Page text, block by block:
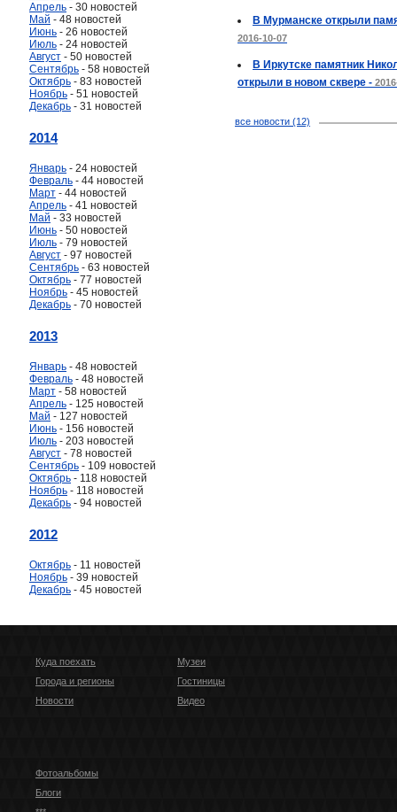
Апрель - 30 новостей
Май - 48 новостей
Июнь - 26 новостей
Июль - 24 новостей
Август - 50 новостей
Сентябрь - 58 новостей
Октябрь - 83 новостей
Ноябрь - 51 новостей
Декабрь - 31 новостей
2014
Январь - 24 новостей
Февраль - 44 новостей
Март - 44 новостей
Апрель - 41 новостей
Май - 33 новостей
Июнь - 50 новостей
Июль - 79 новостей
Август - 97 новостей
Сентябрь - 63 новостей
Октябрь - 77 новостей
Ноябрь - 45 новостей
Декабрь - 70 новостей
2013
Январь - 48 новостей
Февраль - 48 новостей
Март - 58 новостей
Апрель - 125 новостей
Май - 127 новостей
Июнь - 156 новостей
Июль - 203 новостей
Август - 78 новостей
Сентябрь - 109 новостей
Октябрь - 118 новостей
Ноябрь - 118 новостей
Декабрь - 94 новостей
2012
Октябрь - 11 новостей
Ноябрь - 39 новостей
Декабрь - 45 новостей
В Мурманске открыли
2016-10-07
В Иркутске памятник
открыли в новом сквере -
все новости (12)
Куда поехать
Города и регионы
Новости
Музеи
Гостиницы
Видео
Фотоальбомы
Блоги